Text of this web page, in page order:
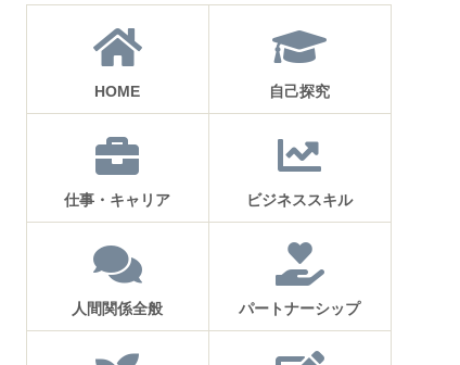
HOME 自己探究
仕事・キャリア ビジネススキル
人間関係全般 パートナーシップ